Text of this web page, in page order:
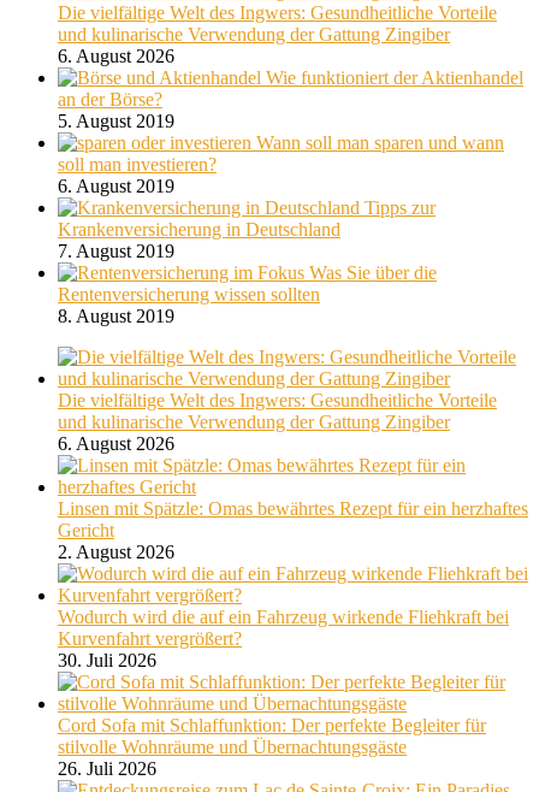
Die vielfältige Welt des Ingwers: Gesundheitliche Vorteile
und kulinarische Verwendung der Gattung Zingiber
6. August 2026
Wie funktioniert der Aktienhandel
an der Börse?
5. August 2019
Wann soll man sparen und wann
soll man investieren?
6. August 2019
Tipps zur
Krankenversicherung in Deutschland
7. August 2019
Was Sie über die
Rentenversicherung wissen sollten
8. August 2019
Die vielfältige Welt des Ingwers: Gesundheitliche Vorteile
und kulinarische Verwendung der Gattung Zingiber
6. August 2026
Linsen mit Spätzle: Omas bewährtes Rezept für ein herzhaftes
Gericht
2. August 2026
Wodurch wird die auf ein Fahrzeug wirkende Fliehkraft bei
Kurvenfahrt vergrößert?
30. Juli 2026
Cord Sofa mit Schlaffunktion: Der perfekte Begleiter für
stilvolle Wohnräume und Übernachtungsgäste
26. Juli 2026